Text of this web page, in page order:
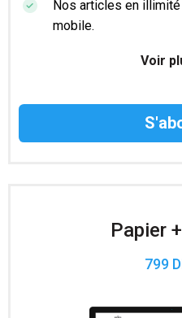
Nos articles en
mobile.
Le magazine TelQuel
Des informations
Voir
Papier
799